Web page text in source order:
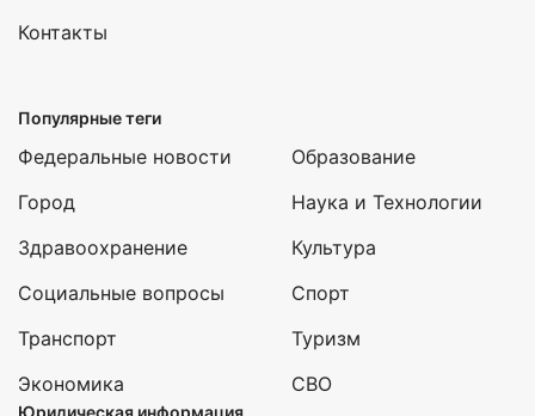
Контакты
Популярные теги
Федеральные новости
Город
Здравоохранение
Социальные вопросы
Транспорт
Экономика
Образование
Наука и Технологии
Культура
Спорт
Туризм
СВО
Юридическая информация